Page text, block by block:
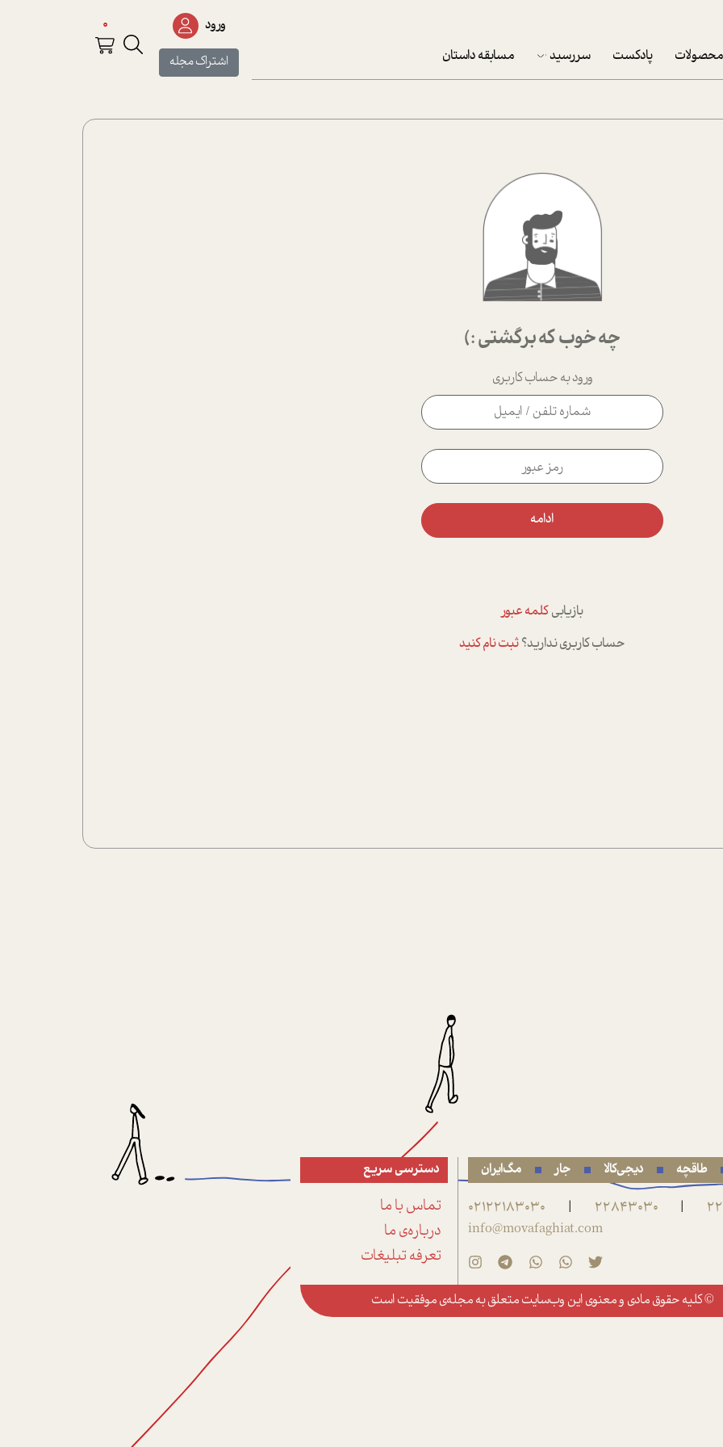
محصولات پادکست سررسید
پکيج نوروزي موفقيت
تقویم رومیزی
تقویم دیواری
مسابقه داستان
ورود
اشتراک مجله
0
چه خوب که برگشتی :)
ورود به حساب کاربری
ادامه
بازیابیکلمه عبور
حساب کاربری ندارید؟ثبت نام کنید
طاقچه دیجی‌کالا جار مگ‌ایران
|
22843030
|
02122183030
info@movafaghiat.com
دسترسی سریع
تماس با ما
درباره‌ی ما
تعرفه تبلیغات
© کلیه حقوق مادی و معنوی این وب‌سایت متعلق بهمجله‌ی موفقیتاست